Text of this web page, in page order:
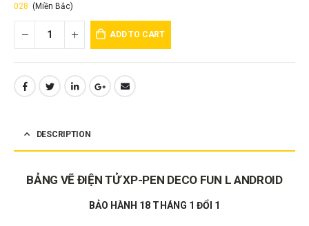
028 (Miền Bắc)
ADD TO CART
DESCRIPTION
BẢNG VẼ ĐIỆN TỬ XP-PEN DECO FUN L ANDROID
BẢO HÀNH 18 THÁNG 1 ĐỔI 1